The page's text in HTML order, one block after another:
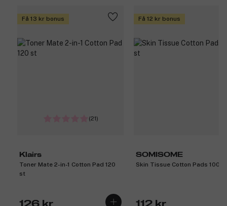
Få 13 kr bonus
(21)
Klairs
Toner Mate 2-in-1 Cotton Pad 120
st
126 kr
Få 12 kr bonus
SOMISOME
Skin Tissue Cotton Pads 100 st
112 kr